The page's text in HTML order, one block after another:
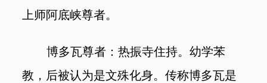
上师阿底峡尊者。
博多瓦尊者：热振寺住持。幼学苯
教，后被认为是文殊化身。传称博多瓦是